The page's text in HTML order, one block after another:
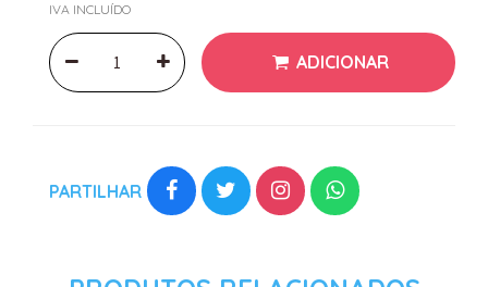
IVA INCLUÍDO
ADICIONAR
PARTILHAR